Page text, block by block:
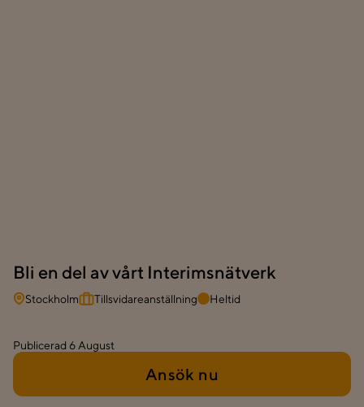
Bli en del av vårt Interimsnätverk
Stockholm Tillsvidareanställning Heltid
Publicerad 6 August
Ansök nu